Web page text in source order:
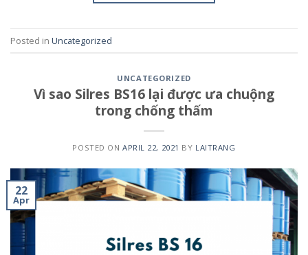
Posted in Uncategorized
UNCATEGORIZED
Vì sao Silres BS16 lại được ưa chuộng
trong chống thấm
POSTED ONAPRIL 22, 2021 BY LAITRANG
22
Apr